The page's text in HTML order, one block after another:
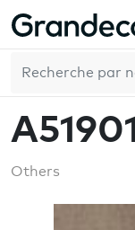
Accueil
A51901
Others